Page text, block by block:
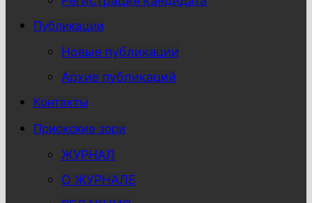
Публикации
Новые публикации
Архив публикаций
Контакты
Приокские зори
ЖУРНАЛ
О ЖУРНАЛЕ